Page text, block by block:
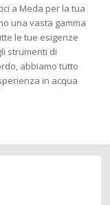
a Meda per la tua
una vasta gamma
le tue esigenze
strumenti di
abbiamo tutto
in acqua